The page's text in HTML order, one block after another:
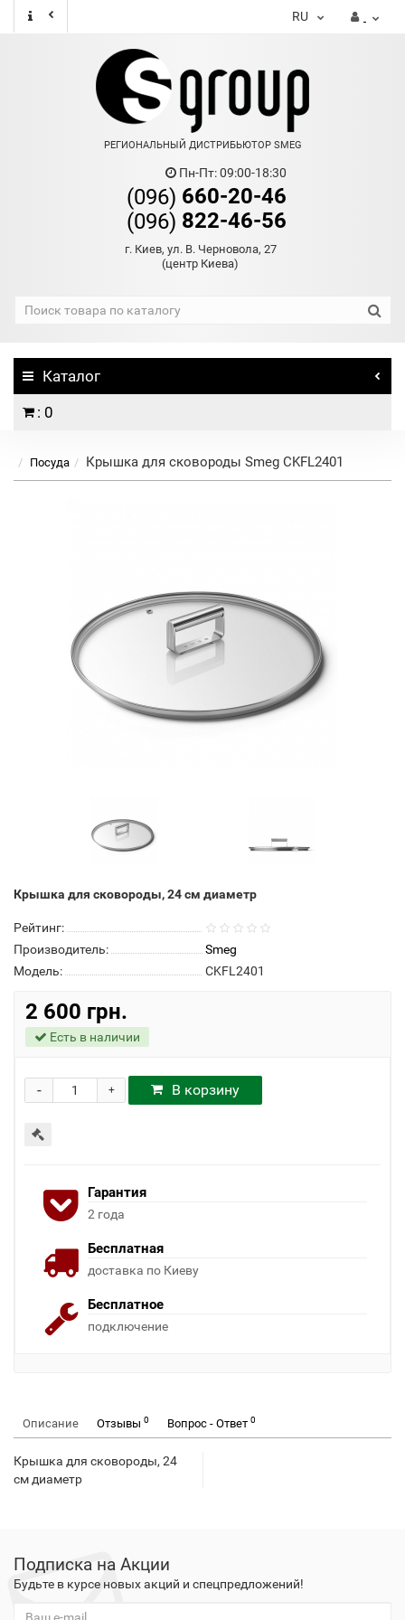
RU
РЕГИОНАЛЬНЫЙ ДИСТРИБЬЮТОР SMEG
Пн-Пт: 09:00-18:30
(096) 660-20-46
(096) 822-46-56
г. Киев, ул. В. Черновола, 27
(центр Киева)
Каталог
: 0
Посуда Крышка для сковороды Smeg CKFL2401
Крышка для сковороды, 24 см диаметр
Рейтинг:
Производитель:
Smeg
Модель:
CKFL2401
2 600 грн.
Есть в наличии
+
- В корзину
Гарантия
2 года
Бесплатная
доставка по Киеву
Бесплатное
подключение
Описание Отзывы 0 Вопрос - Ответ 0
Крышка для сковороды, 24
см диаметр
Подписка на Акции
Будьте в курсе новых акций и спецпредложений!